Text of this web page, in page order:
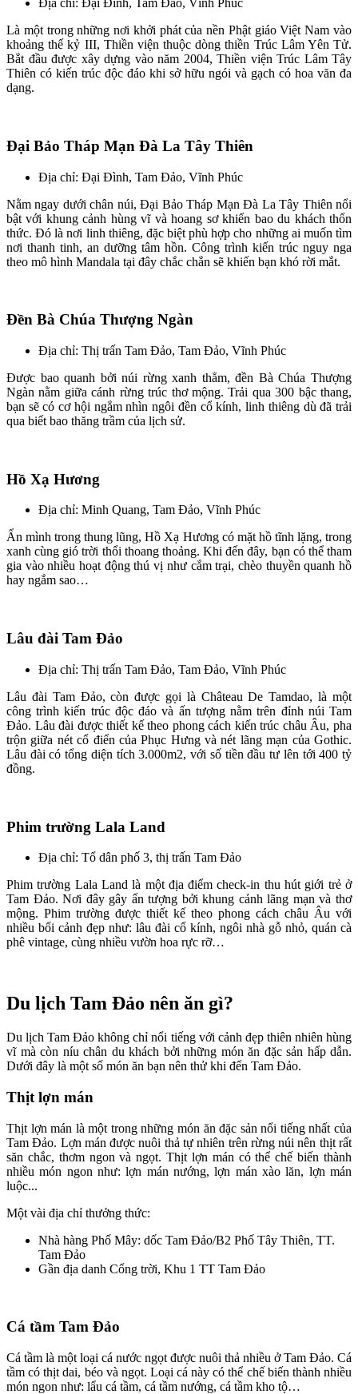
Địa chỉ: Đại Đình, Tam Đảo, Vĩnh Phúc
Là một trong những nơi khởi phát của nền Phật giáo Việt Nam vào
khoảng thế kỷ III, Thiền viện thuộc dòng thiền Trúc Lâm Yên Tử.
Bắt đầu được xây dựng vào năm 2004, Thiền viện Trúc Lâm Tây
Thiên có kiến trúc độc đáo khi sở hữu ngói và gạch có hoa văn đa
dạng.
Đại Bảo Tháp Mạn Đà La Tây Thiên
Địa chỉ: Đại Đình, Tam Đảo, Vĩnh Phúc
Nằm ngay dưới chân núi, Đại Bảo Tháp Mạn Đà La Tây Thiên nổi
bật với khung cảnh hùng vĩ và hoang sơ khiến bao du khách thổn
thức. Đó là nơi linh thiêng, đặc biệt phù hợp cho những ai muốn tìm
nơi thanh tinh, an dưỡng tâm hồn. Công trình kiến trúc nguy nga
theo mô hình Mandala tại đây chắc chắn sẽ khiến bạn khó rời mắt.
Đền Bà Chúa Thượng Ngàn
Địa chỉ: Thị trấn Tam Đảo, Tam Đảo, Vĩnh Phúc
Được bao quanh bởi núi rừng xanh thẳm, đền Bà Chúa Thượng
Ngàn nằm giữa cánh rừng trúc thơ mộng. Trải qua 300 bậc thang,
bạn sẽ có cơ hội ngắm nhìn ngôi đền cổ kính, linh thiêng dù đã trải
qua biết bao thăng trầm của lịch sử.
Hồ Xạ Hương
Địa chỉ: Minh Quang, Tam Đảo, Vĩnh Phúc
Ẩn mình trong thung lũng, Hồ Xạ Hương có mặt hồ tĩnh lặng, trong
xanh cùng gió trời thổi thoang thoảng. Khi đến đây, bạn có thể tham
gia vào nhiều hoạt động thú vị như cắm trại, chèo thuyền quanh hồ
hay ngắm sao…
Lâu đài Tam Đảo
Địa chỉ: Thị trấn Tam Đảo, Tam Đảo, Vĩnh Phúc
Lâu đài Tam Đảo, còn được gọi là Château De Tamdao, là một
công trình kiến trúc độc đáo và ấn tượng nằm trên đỉnh núi Tam
Đảo. Lâu đài được thiết kế theo phong cách kiến trúc châu Âu, pha
trộn giữa nét cổ điển của Phục Hưng và nét lãng mạn của Gothic.
Lâu đài có tổng diện tích 3.000m2, với số tiền đầu tư lên tới 400 tỷ
đồng.
Phim trường Lala Land
Địa chỉ: Tổ dân phố 3, thị trấn Tam Đảo
Phim trường Lala Land là một địa điểm check-in thu hút giới trẻ ở
Tam Đảo. Nơi đây gây ấn tượng bởi khung cảnh lãng mạn và thơ
mộng. Phim trường được thiết kế theo phong cách châu Âu với
nhiều bối cảnh đẹp như: lâu đài cổ kính, ngôi nhà gỗ nhỏ, quán cà
phê vintage, cùng nhiều vườn hoa rực rỡ…
Du lịch Tam Đảo nên ăn gì?
Du lịch Tam Đảo không chỉ nổi tiếng với cảnh đẹp thiên nhiên hùng
vĩ mà còn níu chân du khách bởi những món ăn đặc sản hấp dẫn.
Dưới đây là một số món ăn bạn nên thử khi đến Tam Đảo.
Thịt lợn mán
Thịt lợn mán là một trong những món ăn đặc sản nổi tiếng nhất của
Tam Đảo. Lợn mán được nuôi thả tự nhiên trên rừng núi nên thịt rất
săn chắc, thơm ngon và ngọt. Thịt lợn mán có thể chế biến thành
nhiều món ngon như: lợn mán nướng, lợn mán xào lăn, lợn mán
luộc...
Một vài địa chỉ thưởng thức:
Nhà hàng Phố Mây: dốc Tam Đảo/B2 Phố Tây Thiên, TT.
Tam Đảo
Gần địa danh Cổng trời, Khu 1 TT Tam Đảo
Cá tầm Tam Đảo
Cá tầm là một loại cá nước ngọt được nuôi thả nhiều ở Tam Đảo. Cá
tầm có thịt dai, béo và ngọt. Loại cá này có thể chế biến thành nhiều
món ngon như: lẩu cá tầm, cá tầm nướng, cá tầm kho tộ…